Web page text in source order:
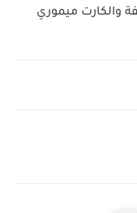
والكارت ميموري